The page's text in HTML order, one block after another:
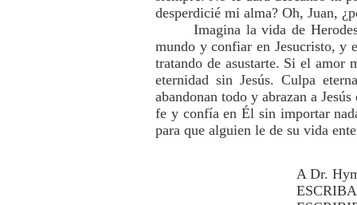
desperdicié mi alma? Oh, Juan,
Imagina la vida de
mundo y confiar en Jesucristo, y
tratando de asustarte. Si el amor
eternidad sin Jesús. Culpa
abandonan todo y abrazan a
fe y confía en Él sin importar
para que alguien le de su vida
A Dr.